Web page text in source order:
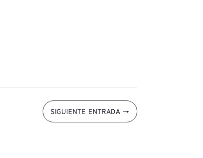
SIGUIENTE ENTRADA→